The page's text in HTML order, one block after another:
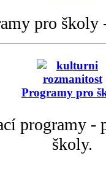
pro
Programy pro
programy -
školy.